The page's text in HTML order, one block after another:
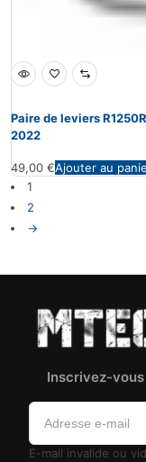
Paire de leviers
2022
49,00 €Ajouter au
1
2
→
Inscrivez-
E-mail invalide ou